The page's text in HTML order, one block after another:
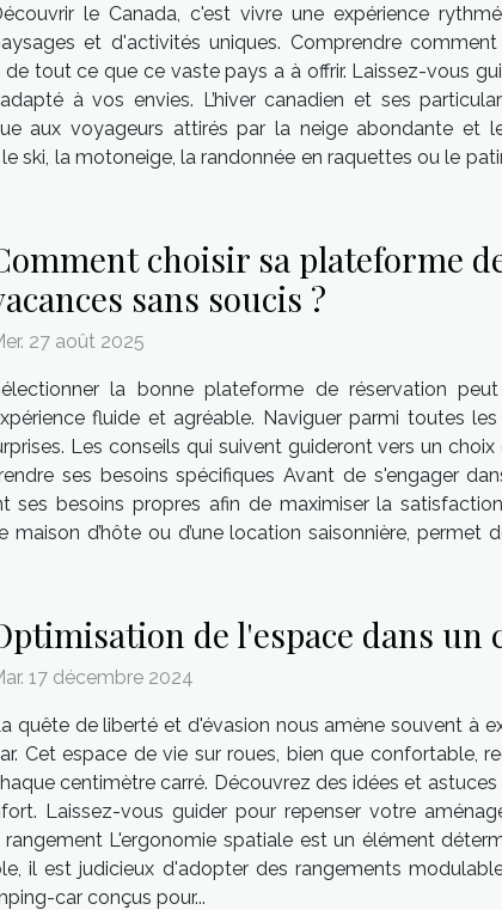
le Canada, c'est vivre une expérience
et d'activités uniques. Comprendre
tout ce que ce vaste pays a à offrir. Laissez-vous
à vos envies. L’hiver canadien et ses
aux voyageurs attirés par la neige abondante et
ski, la motoneige, la randonnée en raquettes ou le
choisir sa plateforme
sans soucis ?
27 août 2025
la bonne plateforme de réservation
fluide et agréable. Naviguer parmi toutes
Les conseils qui suivent guideront vers un
ses besoins spécifiques Avant de s'engager
ses besoins propres afin de maximiser la
maison d’hôte ou d’une location saisonnière,
de l'espace dans un
17 décembre 2024
quête de liberté et d'évasion nous amène souvent à
Cet espace de vie sur roues, bien que confortable,
centimètre carré. Découvrez des idées et
Laissez-vous guider pour repenser votre
L'ergonomie spatiale est un élément
il est judicieux d'adopter des rangements
car conçus pour...